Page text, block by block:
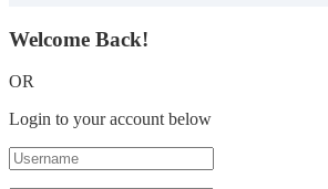
Welcome Back!
OR
Login to your account below